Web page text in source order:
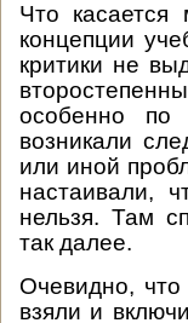
Что
концепции
критики не
особенно по
возникали
или иной
настаивали,
нельзя. Там
так далее.
Очевидно,
взяли и